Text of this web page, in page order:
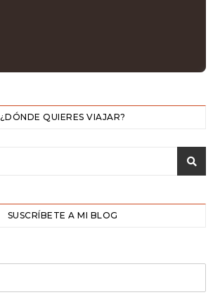
¿DÓNDE QUIERES VIAJAR?
SUSCRÍBETE A MI BLOG